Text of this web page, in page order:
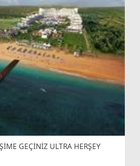
GEÇİNİZ ULTRA HERŞEY